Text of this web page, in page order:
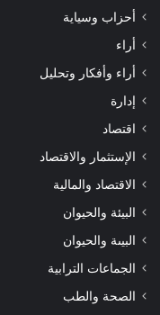
أحزاب وسياية
أراء
أراء وأفكار وتحليل
إدارة
اقتصاد
الإستثمار والاقتصاد
الاقتصاد والمالية
البيئة والحيوان
البيىة والحيوان
الجماعات الترابية
الصحة والطب